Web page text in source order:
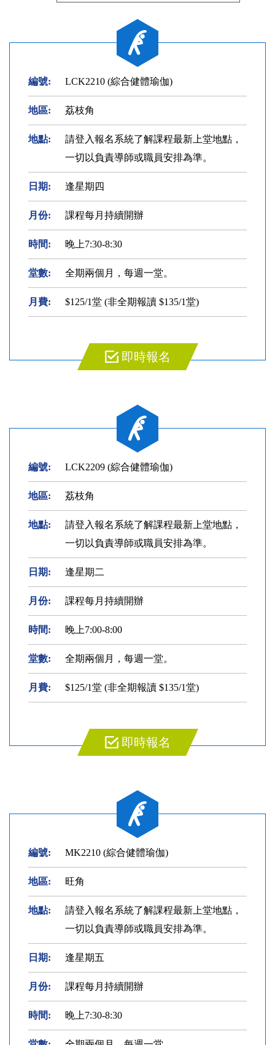
編號: LCK2210 (綜合健體瑜伽)
地區: 荔枝角
地點:
請登入報名系統了解課程最新上堂地點，
一切以負責導師或職員安排為準。
日期: 逢星期四
月份: 課程每月持續開辦
時間: 晚上7:30-8:30
堂數: 全期兩個月，每週一堂。
月費: $125/1堂 (非全期報讀 $135/1堂)
即時報名
編號: LCK2209 (綜合健體瑜伽)
地區: 荔枝角
地點:
請登入報名系統了解課程最新上堂地點，
一切以負責導師或職員安排為準。
日期: 逢星期二
月份: 課程每月持續開辦
時間: 晚上7:00-8:00
堂數: 全期兩個月，每週一堂。
月費: $125/1堂 (非全期報讀 $135/1堂)
即時報名
編號: MK2210 (綜合健體瑜伽)
地區: 旺角
地點:
請登入報名系統了解課程最新上堂地點，
一切以負責導師或職員安排為準。
日期: 逢星期五
月份: 課程每月持續開辦
時間: 晚上7:30-8:30